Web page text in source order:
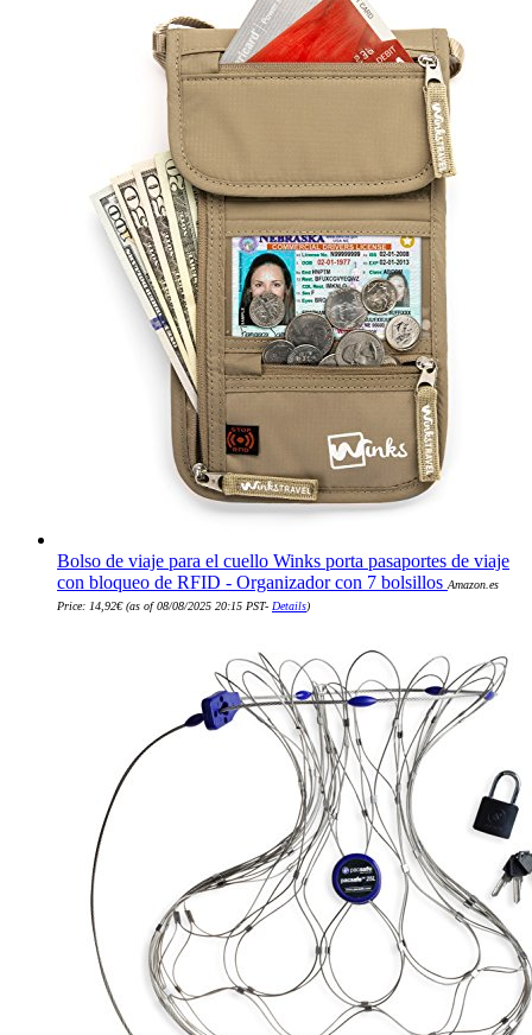
Bolso de viaje para el cuello Winks porta pasaportes de viaje
con bloqueo de RFID - Organizador con 7 bolsillos Amazon.es
Price: 14,92€(as of 08/08/2025 20:15 PST- Details)